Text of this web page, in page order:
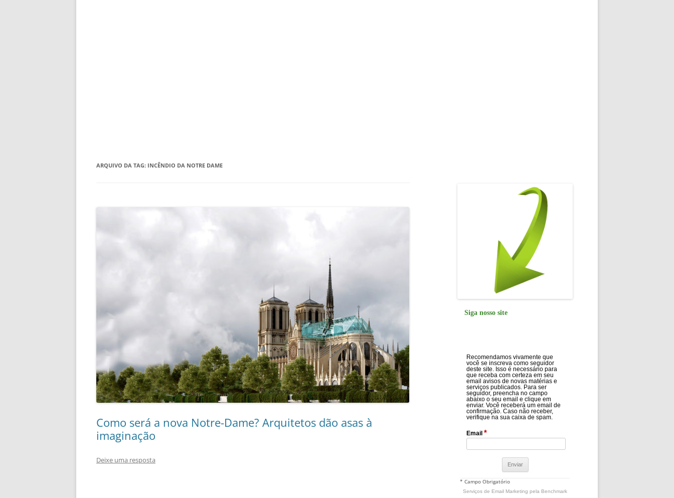
ARQUIVO DA TAG: INCÊNDIO DA NOTRE DAME
Como será a nova Notre-Dame? Arquitetos dão asas à
imaginação
Deixe uma resposta
Siga nosso site
Recomendamos vivamente que
você se inscreva como seguidor
deste site. Isso é necessário para
que receba com certeza em seu
email avisos de novas matérias e
serviços publicados. Para ser
seguidor, preencha no campo
abaixo o seu email e clique em
enviar. Você receberá um email de
confirmação. Caso não receber,
verifique na sua caixa de spam.
Email *
* Campo Obrigatório
Serviços de Email Marketing pela Benchmark